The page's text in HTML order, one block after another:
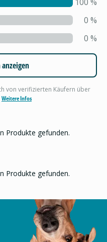
0 %
0 %
von verifizierten Käufern über
Weitere Infos
Produkte gefunden.
Produkte gefunden.